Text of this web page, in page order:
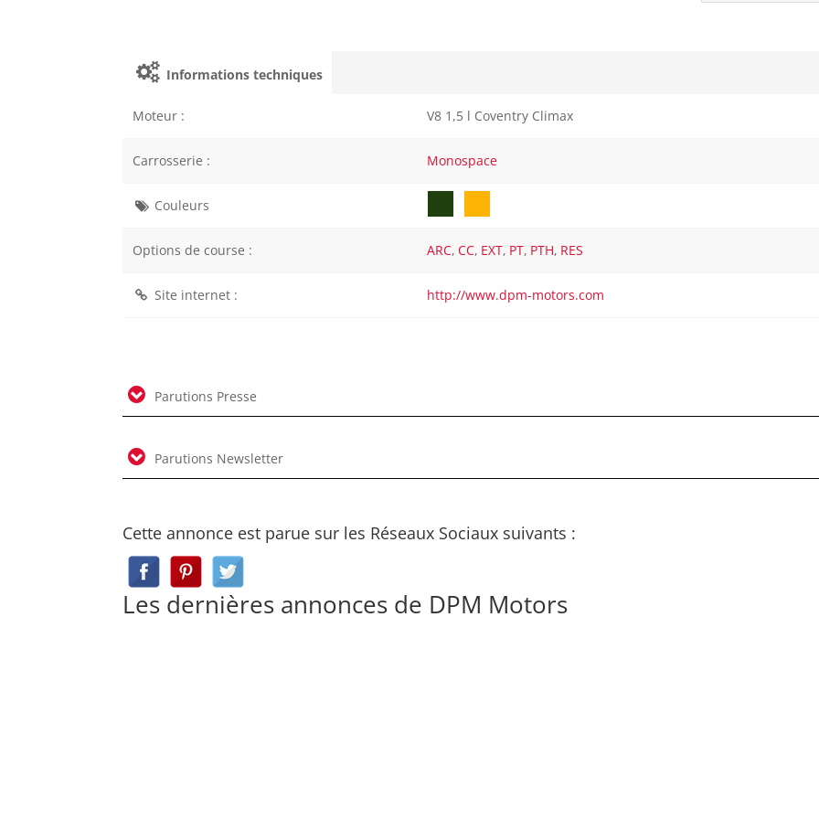
Informations techniques
Moteur : V8 1,5 l Coventry Climax
Carrosserie : Monospace
Couleurs
Options de course : ARC, CC, EXT, PT, PTH, RES
Site internet : http://www.dpm-motors.com
Parutions Presse
Parutions Newsletter
Cette annonce est parue sur les Réseaux Sociaux suivants :
Les dernières annonces de DPM Motors